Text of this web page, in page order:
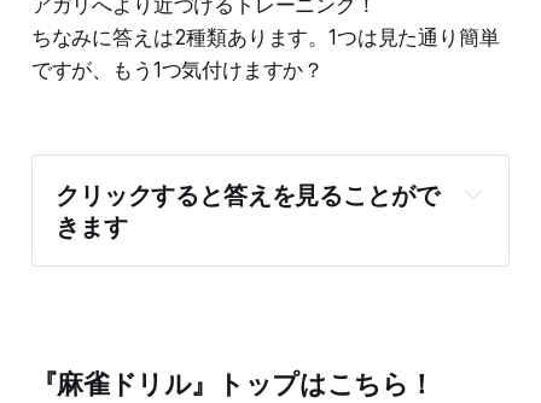
アガリへより近づけるトレーニング！
ちなみに答えは2種類あります。1つは見た通り簡単
ですが、もう1つ気付けますか？
クリックすると答えを見ることがで
きます
『麻雀ドリル』トップはこちら！